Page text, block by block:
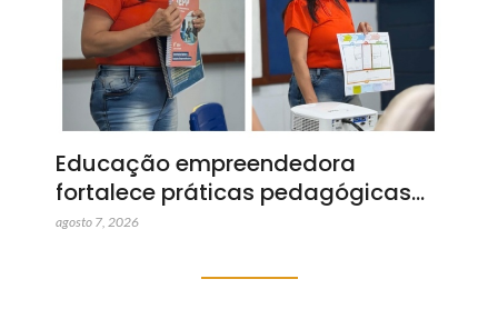
Educação empreendedora
fortalece práticas pedagógicas…
agosto 7, 2026